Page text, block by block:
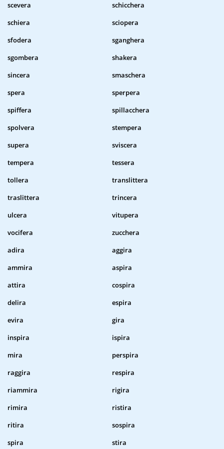
scevera
schicchera
schiera
sciopera
sfodera
sganghera
sgombera
shakera
sincera
smaschera
spera
sperpera
spiffera
spillacchera
spolvera
stempera
supera
sviscera
tempera
tessera
tollera
translittera
traslittera
trincera
ulcera
vitupera
vocifera
zucchera
adira
aggira
ammira
aspira
attira
cospira
delira
espira
evira
gira
inspira
ispira
mira
perspira
raggira
respira
riammira
rigira
rimira
ristira
ritira
sospira
spira
stira